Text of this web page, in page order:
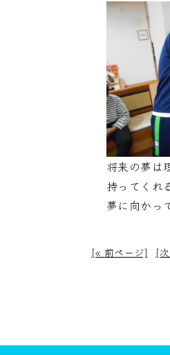
将来の夢は
持ってくれ
夢に向かっ
[« 前ページ] [